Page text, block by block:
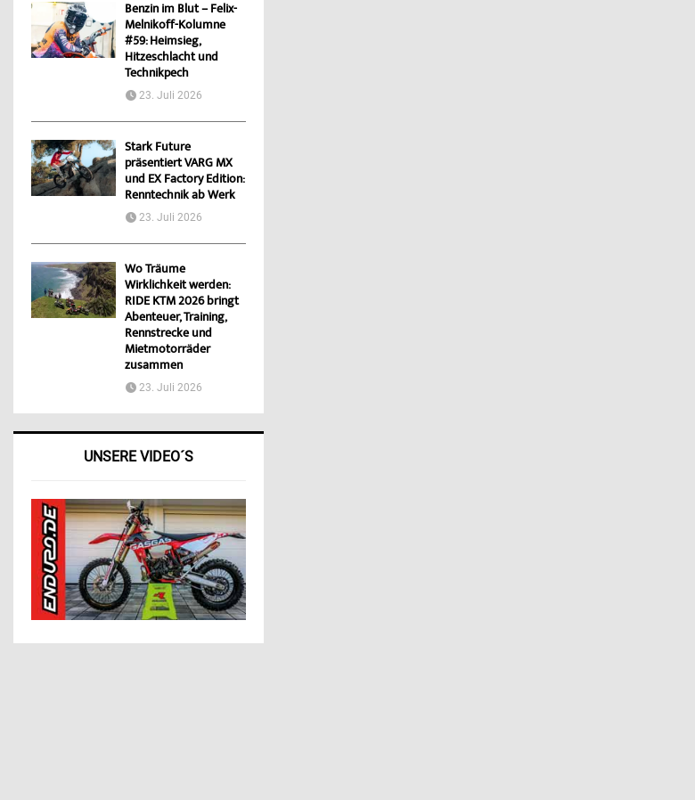
Benzin im Blut – Felix-
Melnikoff-Kolumne
#59: Heimsieg,
Hitzeschlacht und
Technikpech
23. Juli 2026
Stark Future
präsentiert VARG MX
und EX Factory Edition:
Renntechnik ab Werk
23. Juli 2026
Wo Träume
Wirklichkeit werden:
RIDE KTM 2026 bringt
Abenteuer, Training,
Rennstrecke und
Mietmotorräder
zusammen
23. Juli 2026
UNSERE VIDEO´S